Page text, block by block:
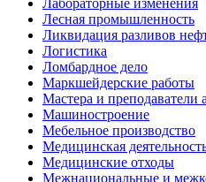
Лабораторные изменения
Лесная промышленность
Ликвидация разливов
Логистика
Ломбардное дело
Маркшейдерские работы
Мастера и преподаватели
Машиностроение
Мебельное производство
Медицинская
Медицинские отходы
Межнациональные и